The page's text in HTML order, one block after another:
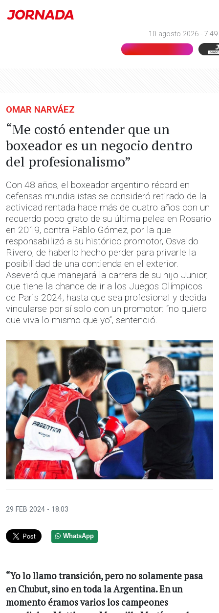
10 agosto 2026 -
OMAR NARVÁEZ
“Me costó entender que un
boxeador es un negocio dentro
del profesionalismo”
Con 48 años, el boxeador argentino récord en
defensas mundialistas se consideró retirado de la
actividad rentada hace más de cuatro años con un
recuerdo poco grato de su última pelea en Rosario
en 2019, contra Pablo Gómez, por la que
responsabilizó a su histórico promotor, Osvaldo
Rivero, de haberlo hecho perder para privarle la
posibilidad de una contienda en el exterior.
Aseveró que manejará la carrera de su hijo Junior,
que tiene la chance de ir a los Juegos Olímpicos
de Paris 2024, hasta que sea profesional y decida
vincularse por sí solo con un promotor: “no quiero
que viva lo mismo que yo”, sentenció.
29 FEB 2024 - 18:03
WhatsApp
“Yo lo llamo transición, pero no solamente pasa
en Chubut, sino en toda la Argentina. En un
momento éramos varios los campeones